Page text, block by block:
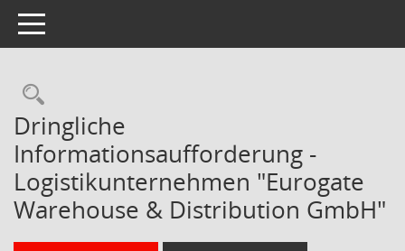
Toggle navigation
Rechercheauswahl
Dringliche
Informationsaufforderung -
Logistikunternehmen "Eurogate
Warehouse & Distribution GmbH"